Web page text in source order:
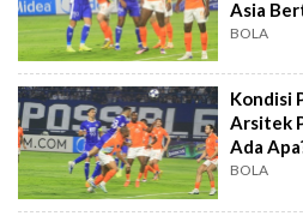
Asia
2027/
BOLA
Kondisi
Arsitek
Ada
BOLA